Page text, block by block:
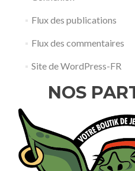
Flux des publications
Flux des commentaires
Site de WordPress-FR
NOS